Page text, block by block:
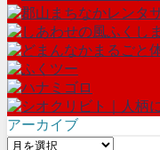
アーカイブ
ア